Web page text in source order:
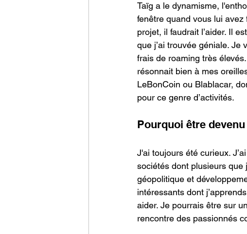
Taïg a le dynamisme,
fenêtre quand vous lui
projet, il faudrait l’aider. Il
que j’ai trouvée géniale. Je
frais de roaming très
résonnait bien à mes
LeBonCoin ou Blablacar,
pour ce genre d’activités.
Pourquoi être
J'ai toujours été curieux.
sociétés dont plusieurs que
géopolitique et
intéressants dont
aider. Je pourrais être sur
rencontre des passionnés